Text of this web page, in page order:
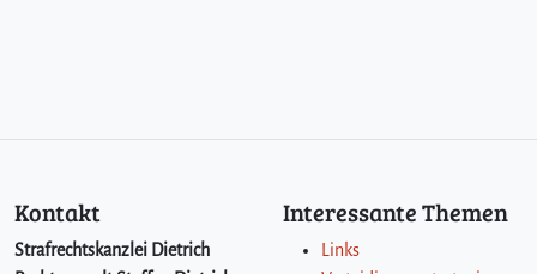
Kontakt
Strafrechtskanzlei Dietrich
Interessante Themen
Links